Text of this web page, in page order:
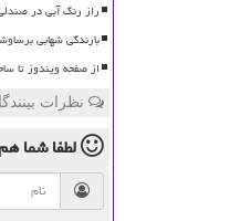
راز رنگ آبی در
بارندگی شهابی
از صفحه ویندوز تا
نظرات
لطفا شما